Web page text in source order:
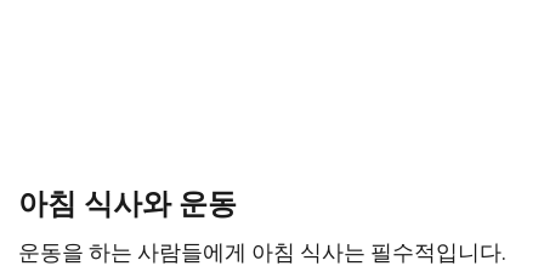
아침 식사와 운동
운동을 하는 사람들에게 아침 식사는 필수적입니다.